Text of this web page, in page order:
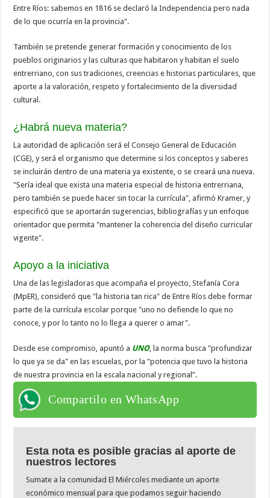
Entre Ríos: sabemos en 1816 se declaró la Independencia pero nada
de lo que ocurría en la provincia".
También se pretende generar formación y conocimiento de los
pueblos originarios y las culturas que habitaron y habitan el suelo
entrerriano, con sus tradiciones, creencias e historias particulares, que
aporte a la valoración, respeto y fortalecimiento de la diversidad
cultural.
¿Habrá nueva materia?
La autoridad de aplicación será el Consejo General de Educación
(CGE), y será el organismo que determine si los conceptos y saberes
se incluirán dentro de una materia ya existente, o se creará una nueva.
"Sería ideal que exista una materia especial de historia entrerriana,
pero también se puede hacer sin tocar la currícula", afirmó Kramer, y
especificó que se aportarán sugerencias, bibliografías y un enfoque
orientador que permita "mantener la coherencia del diseño curricular
vigente".
Apoyo a la iniciativa
Una de las legisladoras que acompaña el proyecto, Stefanía Cora
(MpER), consideró que "la historia tan rica" de Entre Ríos debe formar
parte de la currícula escolar porque "uno no defiende lo que no
conoce, y por lo tanto no lo llega a querer o amar".
Desde ese compromiso, apuntó a UNO, la norma busca "profundizar
lo que ya se da" en las escuelas, por la "potencia que tuvo la historia
de nuestra provincia en la escala nacional y regional”.
Compartilo en WhatsApp
Esta nota es posible gracias al aporte de
nuestros lectores
Sumate a la comunidad El Miércoles mediante un aporte
económico mensual para que podamos seguir haciendo